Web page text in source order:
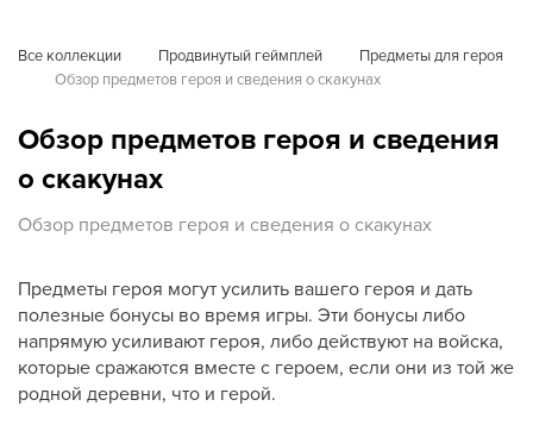
Все коллекции Продвинутый геймплей
Предметы для героя
Обзор предметов героя и сведения о скакунах
Обзор предметов героя и сведения
о скакунах
Обзор предметов героя и сведения о скакунах
Предметы героя могут усилить вашего героя и дать
полезные бонусы во время игры. Эти бонусы либо
напрямую усиливают героя, либо действуют на войска,
которые сражаются вместе с героем, если они из той же
родной деревни, что и герой.